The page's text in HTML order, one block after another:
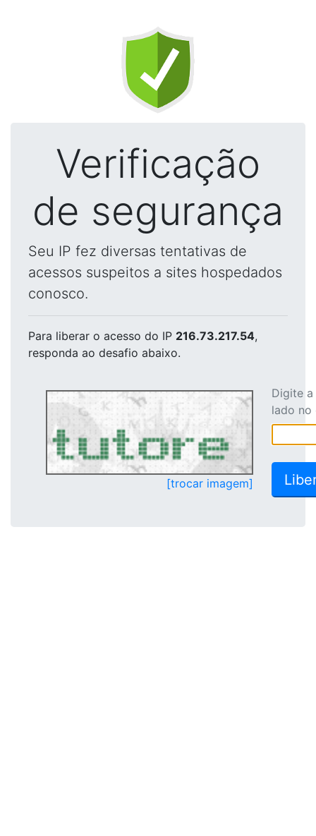
Verificação
de segurança
Seu IP fez diversas tentativas de
acessos suspeitos a sites hospedados
conosco.
Para liberar o acesso do IP 216.73.217.54,
responda ao desafio abaixo.
[trocar imagem]
Digite
lado no